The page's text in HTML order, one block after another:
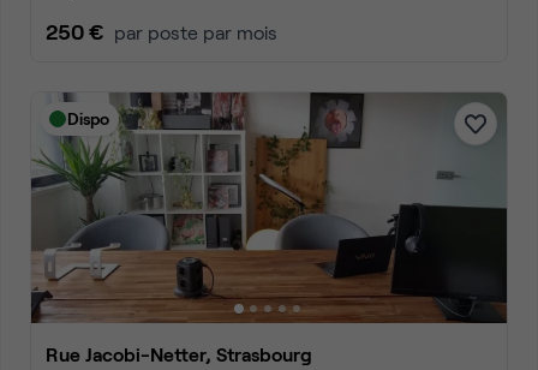
250 € par poste par mois
Dispo
Rue Jacobi-Netter, Strasbourg